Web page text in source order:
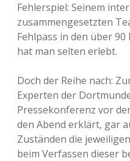
Fehlerspiel: Seinem
zusammengesetzten
Fehlpass in den über
hat man selten erlebt.
Doch der Reihe nach:
Experten der
Pressekonferenz vor
den Abend erklärt, gar
Zuständen die
beim Verfassen dieser